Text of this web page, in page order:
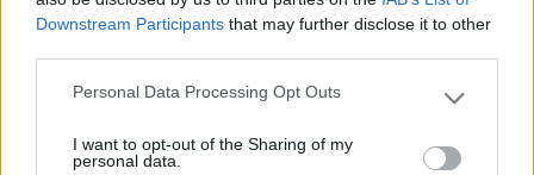
Downstream Participants that may further disclose it to other
Please note that this website/app uses one or more Google
not limited to your visit or usage behaviour. You may click to
Personal Data Processing Opt Outs
I want to opt-out of the Sharing of my
personal data.
Squattrinata86 20/02/2022 18:23
Area sosta piccolina, ma in cui trovi tutto. Mare
stupendo a 10 passi dal campeggio, bagni sempre
puliti e docce alimentate a pannelli solari (nessun
gettone per usufruirne, quindi). Bar sempre aperto